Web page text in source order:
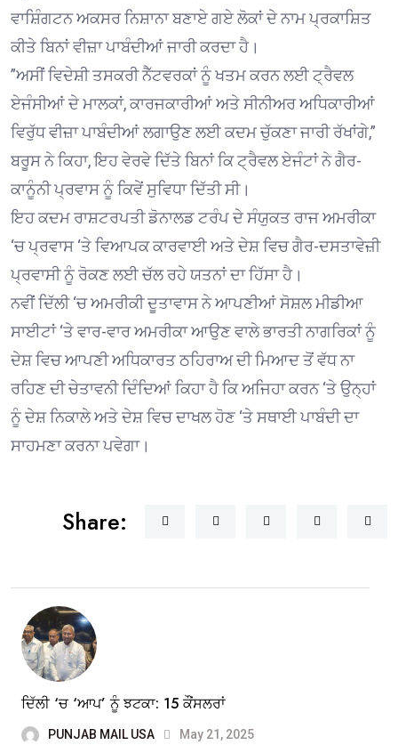
ਵਾਸ਼ਿੰਗਟਨ ਅਕਸਰ ਨਿਸ਼ਾਨਾ ਬਣਾਏ ਗਏ ਲੋਕਾਂ ਦੇ ਨਾਮ ਪ੍ਰਕਾਸ਼ਿਤ
ਕੀਤੇ ਬਿਨਾਂ ਵੀਜ਼ਾ ਪਾਬੰਦੀਆਂ ਜਾਰੀ ਕਰਦਾ ਹੈ।
”ਅਸੀਂ ਵਿਦੇਸ਼ੀ ਤਸਕਰੀ ਨੈੱਟਵਰਕਾਂ ਨੂੰ ਖਤਮ ਕਰਨ ਲਈ ਟ੍ਰੈਵਲ
ਏਜੰਸੀਆਂ ਦੇ ਮਾਲਕਾਂ, ਕਾਰਜਕਾਰੀਆਂ ਅਤੇ ਸੀਨੀਅਰ ਅਧਿਕਾਰੀਆਂ
ਵਿਰੁੱਧ ਵੀਜ਼ਾ ਪਾਬੰਦੀਆਂ ਲਗਾਉਣ ਲਈ ਕਦਮ ਚੁੱਕਣਾ ਜਾਰੀ ਰੱਖਾਂਗੇ,”
ਬਰੂਸ ਨੇ ਕਿਹਾ, ਇਹ ਵੇਰਵੇ ਦਿੱਤੇ ਬਿਨਾਂ ਕਿ ਟ੍ਰੈਵਲ ਏਜੰਟਾਂ ਨੇ ਗੈਰ-
ਕਾਨੂੰਨੀ ਪ੍ਰਵਾਸ ਨੂੰ ਕਿਵੇਂ ਸੁਵਿਧਾ ਦਿੱਤੀ ਸੀ।
ਇਹ ਕਦਮ ਰਾਸ਼ਟਰਪਤੀ ਡੋਨਾਲਡ ਟਰੰਪ ਦੇ ਸੰਯੁਕਤ ਰਾਜ ਅਮਰੀਕਾ
‘ਚ ਪ੍ਰਵਾਸ ‘ਤੇ ਵਿਆਪਕ ਕਾਰਵਾਈ ਅਤੇ ਦੇਸ਼ ਵਿਚ ਗੈਰ-ਦਸਤਾਵੇਜ਼ੀ
ਪ੍ਰਵਾਸੀ ਨੂੰ ਰੋਕਣ ਲਈ ਚੱਲ ਰਹੇ ਯਤਨਾਂ ਦਾ ਹਿੱਸਾ ਹੈ।
ਨਵੀਂ ਦਿੱਲੀ ‘ਚ ਅਮਰੀਕੀ ਦੂਤਾਵਾਸ ਨੇ ਆਪਣੀਆਂ ਸੋਸ਼ਲ ਮੀਡੀਆ
ਸਾਈਟਾਂ ‘ਤੇ ਵਾਰ-ਵਾਰ ਅਮਰੀਕਾ ਆਉਣ ਵਾਲੇ ਭਾਰਤੀ ਨਾਗਰਿਕਾਂ ਨੂੰ
ਦੇਸ਼ ਵਿਚ ਆਪਣੀ ਅਧਿਕਾਰਤ ਠਹਿਰਾਅ ਦੀ ਮਿਆਦ ਤੋਂ ਵੱਧ ਨਾ
ਰਹਿਣ ਦੀ ਚੇਤਾਵਨੀ ਦਿੰਦਿਆਂ ਕਿਹਾ ਹੈ ਕਿ ਅਜਿਹਾ ਕਰਨ ‘ਤੇ ਉਨ੍ਹਾਂ
ਨੂੰ ਦੇਸ਼ ਨਿਕਾਲੇ ਅਤੇ ਦੇਸ਼ ਵਿਚ ਦਾਖਲ ਹੋਣ ‘ਤੇ ਸਥਾਈ ਪਾਬੰਦੀ ਦਾ
ਸਾਹਮਣਾ ਕਰਨਾ ਪਵੇਗਾ।
Share:
ਦਿੱਲੀ ‘ਚ ‘ਆਪ’ ਨੂੰ ਝਟਕਾ: 15 ਕੌਂਸਲਰਾਂ
PUNJAB MAIL USA May 21, 2025